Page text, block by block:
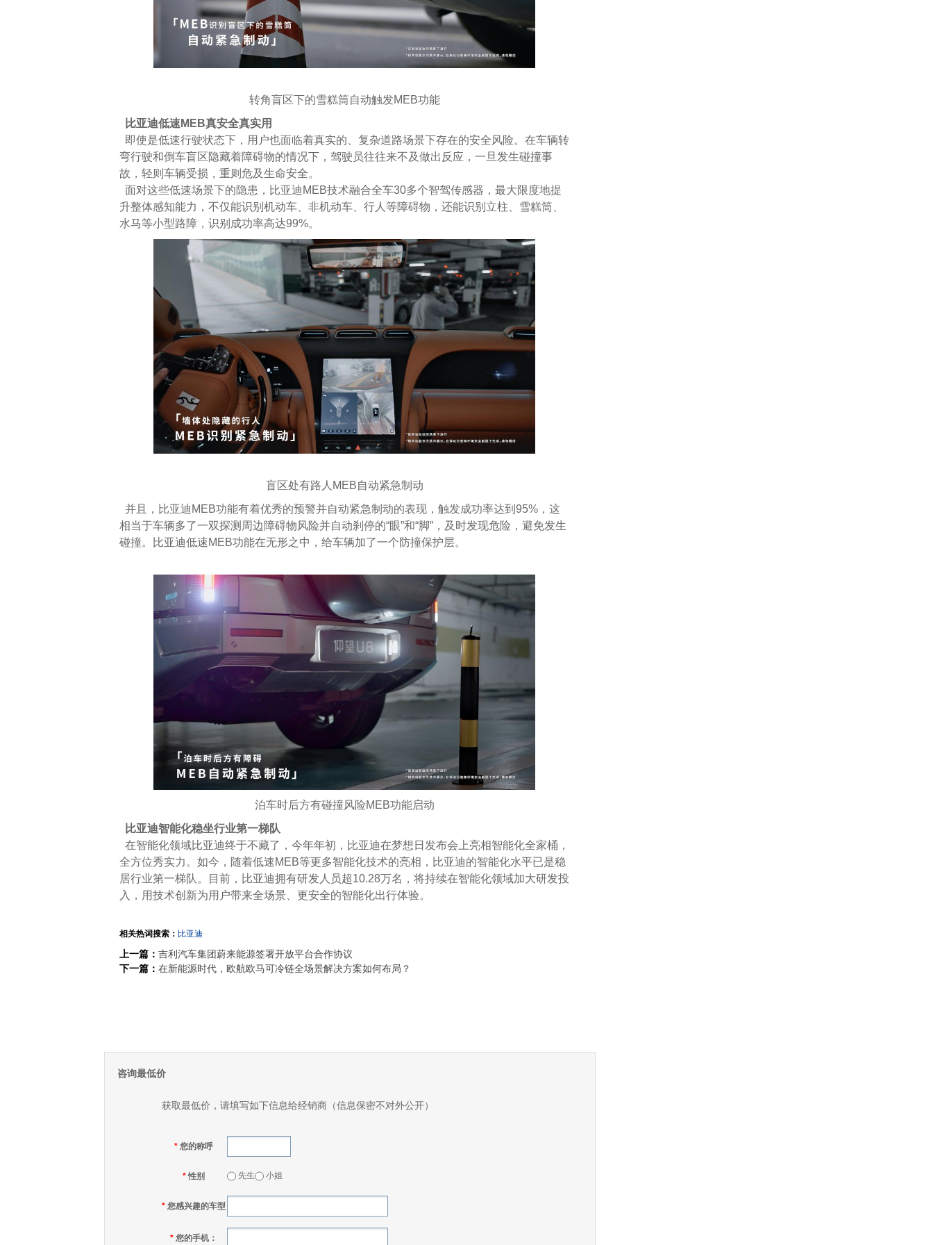
转角盲区下的雪糕筒自动触发MEB功能
比亚迪低速MEB真安全真实用
即使是低速行驶状态下，用户也面临着真实的、复杂道路场景下存在的安全风险。在车辆转
弯行驶和倒车盲区隐藏着障碍物的情况下，驾驶员往往来不及做出反应，一旦发生碰撞事
故，轻则车辆受损，重则危及生命安全。
面对这些低速场景下的隐患，比亚迪MEB技术融合全车30多个智驾传感器，最大限度地提
升整体感知能力，不仅能识别机动车、非机动车、行人等障碍物，还能识别立柱、雪糕筒、
水马等小型路障，识别成功率高达99%。
盲区处有路人MEB自动紧急制动
并且，比亚迪MEB功能有着优秀的预警并自动紧急制动的表现，触发成功率达到95%，这
相当于车辆多了一双探测周边障碍物风险并自动刹停的“眼”和“脚”，及时发现危险，避免发生
碰撞。比亚迪低速MEB功能在无形之中，给车辆加了一个防撞保护层。
泊车时后方有碰撞风险MEB功能启动
比亚迪智能化稳坐行业第一梯队
在智能化领域比亚迪终于不藏了，今年年初，比亚迪在梦想日发布会上亮相智能化全家桶，
全方位秀实力。如今，随着低速MEB等更多智能化技术的亮相，比亚迪的智能化水平已是稳
居行业第一梯队。目前，比亚迪拥有研发人员超10.28万名，将持续在智能化领域加大研发投
入，用技术创新为用户带来全场景、更安全的智能化出行体验。
相关热词搜索： 比亚迪
上一篇： 吉利汽车集团蔚来能源签署开放平台合作协议
下一篇： 在新能源时代，欧航欧马可冷链全场景解决方案如何布局？
咨询最低价
获取最低价，请填写如下信息给经销商（信息保密不对外公开）
* 您的称呼
*性别 先生 小姐
* 您感兴趣的车型
* 您的手机：